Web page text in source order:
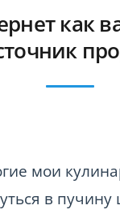
как
мои
в